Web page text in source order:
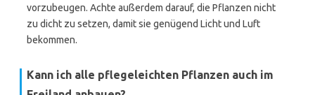
vorzubeugen. Achte außerdem darauf, die Pflanzen nicht
zu dicht zu setzen, damit sie genügend Licht und Luft
bekommen.
Kann ich alle pflegeleichten Pflanzen auch im